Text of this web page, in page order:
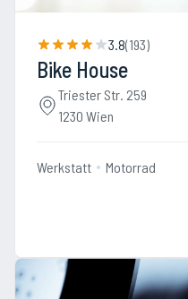
3.8(193)
Bike House
Triester Str. 259
1230 Wien
Werkstatt Motorrad